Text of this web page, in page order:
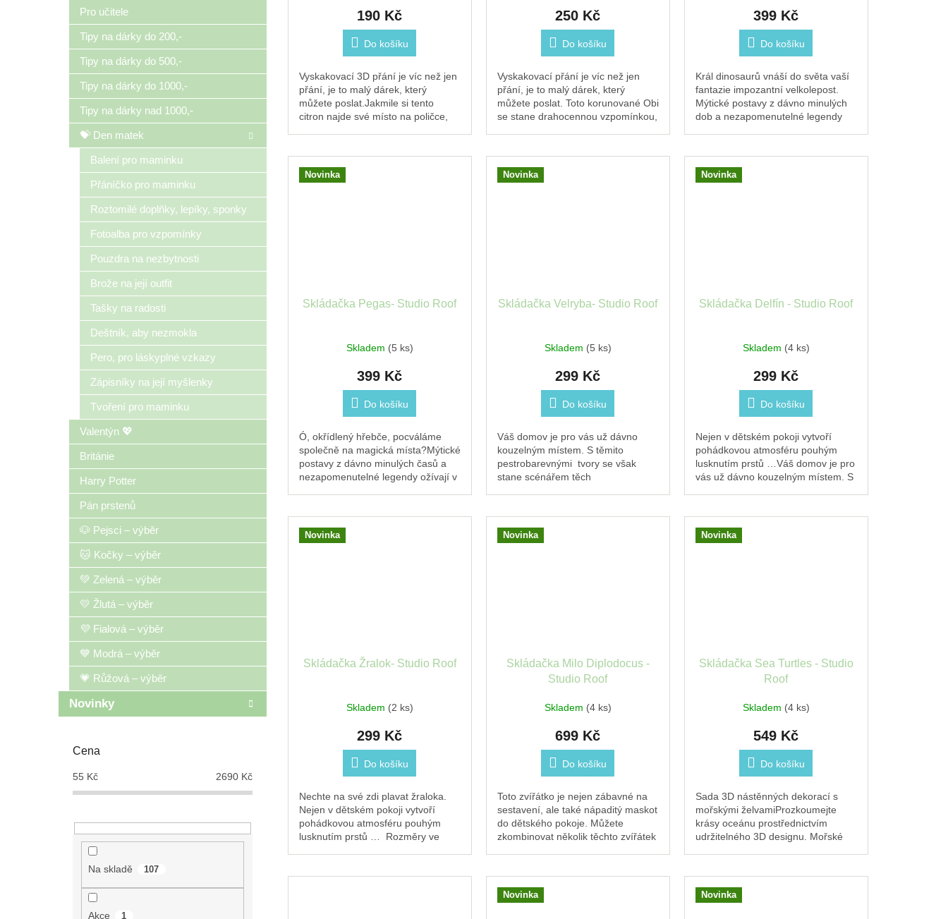
Pro učitele
Tipy na dárky do 200,-
Tipy na dárky do 500,-
Tipy na dárky do 1000,-
Tipy na dárky nad 1000,-
💝 Den matek
Balení pro maminku
Přáníčko pro maminku
Roztomilé doplňky, lepíky, sponky
Fotoalba pro vzpomínky
Pouzdra na nezbytnosti
Brože na její outfit
Tašky na radosti
Deštník, aby nezmokla
Pero, pro láskyplné vzkazy
Zápisníky na její myšlenky
Tvoření pro maminku
Valentýn 💖
Británie
Harry Potter
Pán prstenů
🐶 Pejsci – výběr
🐱 Kočky – výběr
💚 Zelená – výběr
💛 Žlutá – výběr
💜 Fialová – výběr
💙 Modrá – výběr
💗 Růžová – výběr
Novinky
Cena
55 Kč 2690 Kč
Na skladě 107
Akce 1
190 Kč
Do košíku
Vyskakovací 3D přání je víc než jen
přání, je to malý dárek, který
můžete poslat.Jakmile si tento
citron najde své místo na poličce,
250 Kč
Do košíku
Vyskakovací přání je víc než jen
přání, je to malý dárek, který
můžete poslat. Toto korunované Obi
se stane drahocennou vzpomínkou,
399 Kč
Do košíku
Král dinosaurů vnáší do světa vaší
fantazie impozantní velkolepost.
Mýtické postavy z dávno minulých
dob a nezapomenutelné legendy
Novinka
Skládačka Pegas- Studio Roof
Skladem (5 ks)
399 Kč
Do košíku
Ó, okřídlený hřebče, pocváláme
společně na magická místa?Mýtické
postavy z dávno minulých časů a
nezapomenutelné legendy ožívají v
Novinka
Skládačka Velryba- Studio Roof
Skladem (5 ks)
299 Kč
Do košíku
Váš domov je pro vás už dávno
kouzelným místem. S těmito
pestrobarevnými tvory se však
stane scénářem těch
Novinka
Skládačka Delfín - Studio Roof
Skladem (4 ks)
299 Kč
Do košíku
Nejen v dětském pokoji vytvoří
pohádkovou atmosféru pouhým
lusknutím prstů …Váš domov je pro
vás už dávno kouzelným místem. S
Novinka
Skládačka Žralok- Studio Roof
Skladem (2 ks)
299 Kč
Do košíku
Nechte na své zdi plavat žraloka.
Nejen v dětském pokoji vytvoří
pohádkovou atmosféru pouhým
lusknutím prstů … Rozměry ve
Novinka
Skládačka Milo Diplodocus -
Studio Roof
Skladem (4 ks)
699 Kč
Do košíku
Toto zvířátko je nejen zábavné na
sestavení, ale také nápaditý maskot
do dětského pokoje. Můžete
zkombinovat několik těchto zvířátek
Novinka
Skládačka Sea Turtles - Studio
Roof
Skladem (4 ks)
549 Kč
Do košíku
Sada 3D nástěnných dekorací s
mořskými želvamiProzkoumejte
krásy oceánu prostřednictvím
udržitelného 3D designu. Mořské
Novinka Novinka